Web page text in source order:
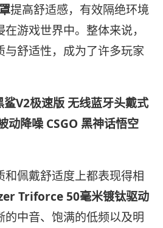
提高舒适感，有效隔绝环境
游戏世界中。整体来说，
与舒适性，成为了许多玩家
V2极速版 无线蓝牙头戴式
动降噪 CSGO 黑神话悟空
和佩戴舒适度上都表现得相
Triforce 50毫米镀钛驱动
的中音、饱满的低频以及明